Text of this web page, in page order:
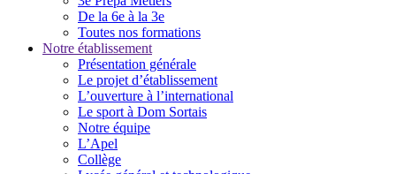
De la 6e à la 3e
Toutes nos formations
Notre établissement
Présentation générale
Le projet d’établissement
L’ouverture à l’international
Le sport à Dom Sortais
Notre équipe
L’Apel
Collège